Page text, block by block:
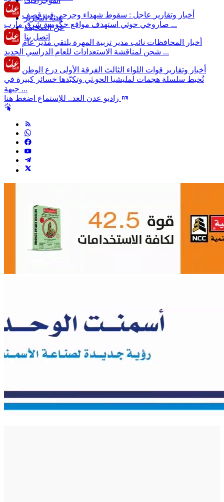
هيئة التحرير
عن الصحيفة
إتصل بنا
أخبار وتقارير
عاجل : سقوط شهداء وجرحى في قصف
صاروخي حوثي استهدف مواقع حكومية شرق مأرب ...
أخبار المحافظات نائب مدير تربية المهرة يلتقي مدير عام
شحن لمناقشة الاستعدادات للعام الدراسي الجديد ...
أخبار وتقارير قوات اللواء الثالث الفرقة الأولى درع الوطن
تُحبط سلسلة هجمات لمليشيا الحو.ثي وتكبّدها خسائر كبيرة في
جبهة ...